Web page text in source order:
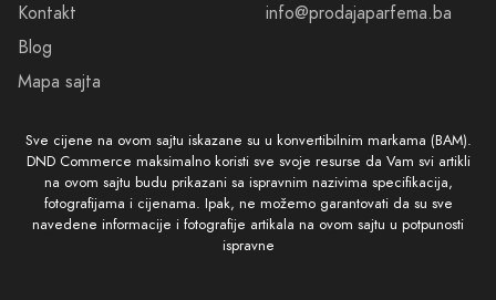
Kontakt
Blog
Mapa sajta
info@prodajaparfema.ba
Sve cijene na ovom sajtu iskazane su u konvertibilnim markama (BAM).
DND Commerce maksimalno koristi sve svoje resurse da Vam svi artikli
na ovom sajtu budu prikazani sa ispravnim nazivima specifikacija,
fotografijama i cijenama. Ipak, ne možemo garantovati da su sve
navedene informacije i fotografije artikala na ovom sajtu u potpunosti
ispravne